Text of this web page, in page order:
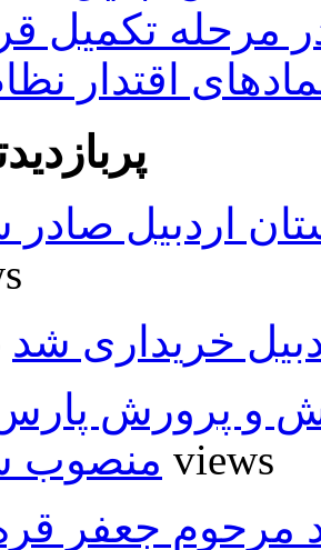
مرحله تکمیل
اقتدار
اردبیل صادر
خریداری شد
و پرورش پارس
منصوب 6 views
مرحوم جعفر